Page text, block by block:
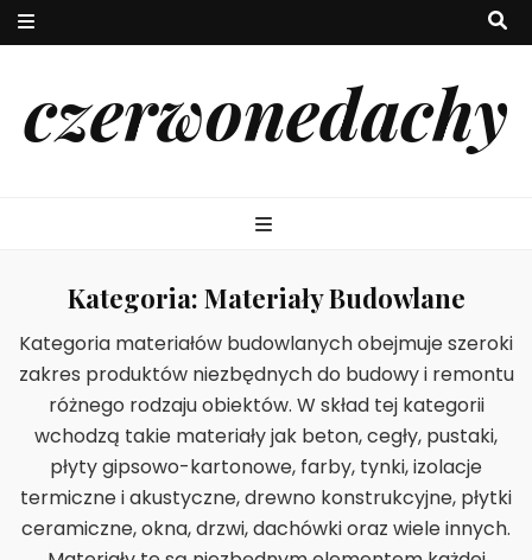
czerwonedachy
Kategoria: Materiały Budowlane
Kategoria materiałów budowlanych obejmuje szeroki
zakres produktów niezbędnych do budowy i remontu
różnego rodzaju obiektów. W skład tej kategorii
wchodzą takie materiały jak beton, cegły, pustaki,
płyty gipsowo-kartonowe, farby, tynki, izolacje
termiczne i akustyczne, drewno konstrukcyjne, płytki
ceramiczne, okna, drzwi, dachówki oraz wiele innych.